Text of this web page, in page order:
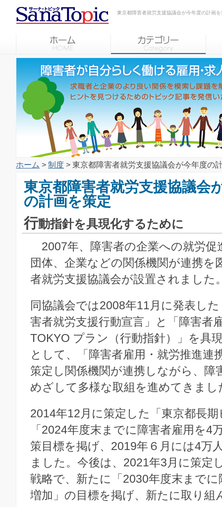
東京都障害者就労支援協議会が今年度の計画
ホーム > 制度 > 東京都障害者就労支援協議会が今年度の
東京都障害者就労支援協議会
の計画を策定
行動指針を具現化するために
2007年、障害者の企業への就労促
団体、企業などの関係機関が連携を
者就労支援協議会が設置されました
同協議会では2008年11月に発表し
害者就労支援行動宣言」と「障害者
TOKYO プラン（行動指針）」を具
として、「障害者雇用・就労推進連
策定し関係機関が連携しながら、障
めざして多様な取組を進めてきまし
2014年12月に策定した「東京都長
「2024年度末までに障害者雇用を4
策目標を掲げ、2019年６月には4万
ました。今後は、2021年3月に策定
戦略で、新たに「2030年度末まで
増加」の目標を掲げ、新たに取り組